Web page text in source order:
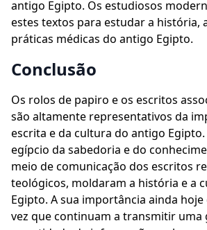
antigo Egipto. Os estudiosos
estes textos para estudar a história,
práticas médicas do antigo Egipto.
Conclusão
Os rolos de papiro e os escritos
são altamente representativos da
escrita e da cultura do antigo
egípcio da sabedoria e do
meio de comunicação dos escritos
teológicos, moldaram a história e a
Egipto. A sua importância ainda hoje
vez que continuam a transmitir uma